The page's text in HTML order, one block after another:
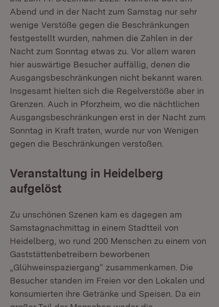
Abend und in der Nacht zum Samstag nur sehr
wenige Verstöße gegen die Beschränkungen
festgestellt wurden, nahmen die Zahlen in der
Nacht zum Sonntag etwas zu. Vor allem waren
hier auswärtige Besucher auffällig, denen die
Ausgangsbeschränkungen nicht bekannt waren.
Insgesamt hielten sich die Regelverstöße aber in
Grenzen. Auch in Pforzheim, wo die nächtlichen
Ausgangsbeschränkungen erst in der Nacht zum
Sonntag in Kraft traten, wurde nur von Wenigen
gegen die Beschränkungen verstoßen.
Veranstaltung in Heidelberg
aufgelöst
Zu unschönen Szenen kam es dagegen am
Samstagnachmittag in einem Stadtteil von
Heidelberg, wo rund 200 Menschen zu einem von
Gaststättenbetreibern beworbenen
„Glühweinspaziergang“ zusammenkamen. Die
Besucher standen im Freien vor den Lokalen und
konsumierten ihre Getränke und Speisen. Da ein